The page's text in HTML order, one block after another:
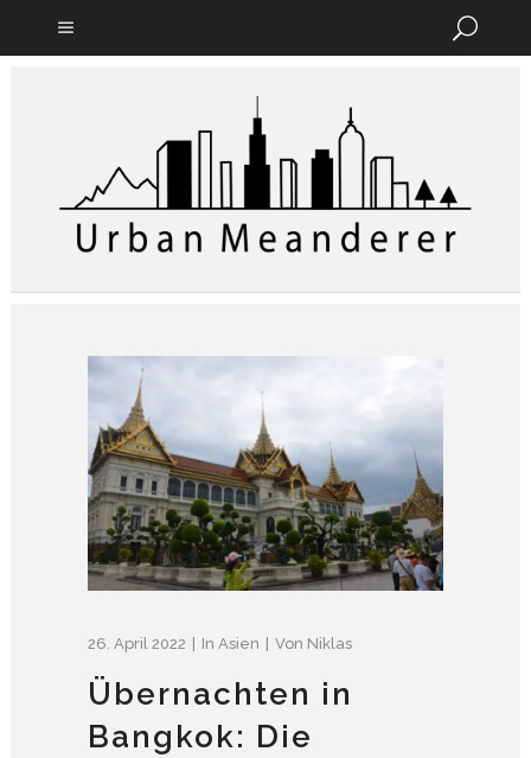
26. April 2022 In Asien Von Niklas
Übernachten in
Bangkok: Die